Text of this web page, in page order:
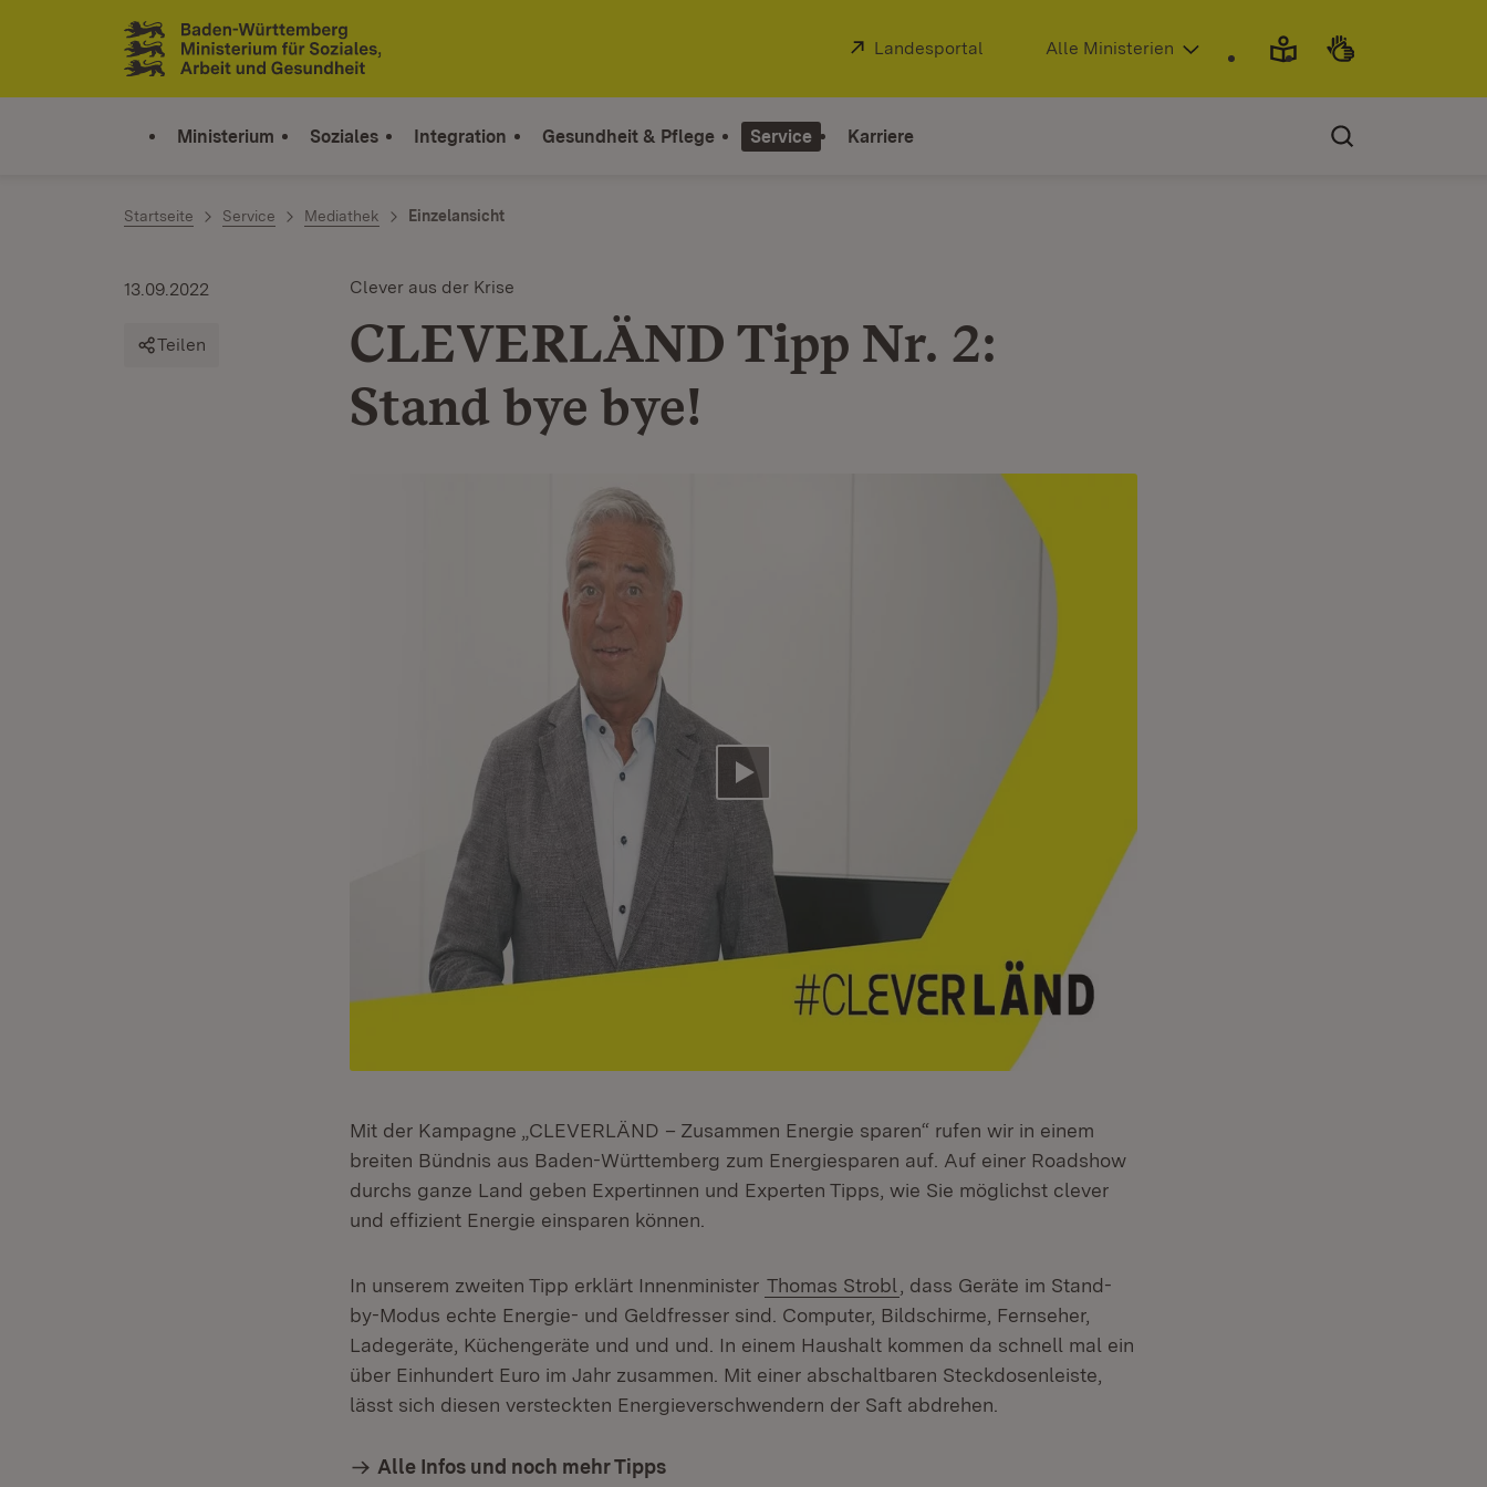
Zum Inhalt springen
Link zur Startseite
Extern:
Landesportal (Öffnet in neuem Fenster)
Alle Ministerien
Ministerium Soziales Integration Gesundheit & Pflege Service Karriere
Startseite Service Mediathek Einzelansicht
Clever aus der Krise
CLEVERLÄND Tipp Nr. 2:
Stand bye bye!
13.09.2022
Teilen
Video abspielen
Mit der Kampagne „CLEVERLÄND – Zusammen Energie sparen“ rufen wir in einem
breiten Bündnis aus Baden-Württemberg zum Energiesparen auf. Auf einer Roadshow
durchs ganze Land geben Expertinnen und Experten Tipps, wie Sie möglichst clever
und effizient Energie einsparen können.
In unserem zweiten Tipp erklärt Innenminister Thomas Strobl
, dass Geräte im Stand-
by-Modus echte Energie- und Geldfresser sind. Computer, Bildschirme, Fernseher,
Ladegeräte, Küchengeräte und und und. In einem Haushalt kommen da schnell mal ein
über Einhundert Euro im Jahr zusammen. Mit einer abschaltbaren Steckdosenleiste,
lässt sich diesen versteckten Energieverschwendern der Saft abdrehen.
Alle Infos und noch mehr Tipps